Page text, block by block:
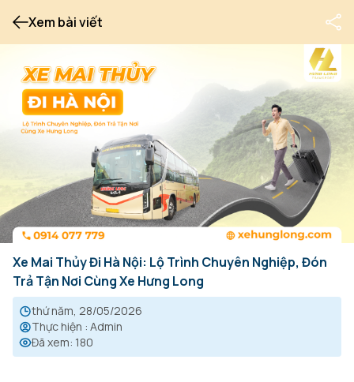
Xem bài viết
Xe Mai Thủy Đi Hà Nội: Lộ Trình Chuyên Nghiệp, Đón
Trả Tận Nơi Cùng Xe Hưng Long
thứ năm, 28/05/2026
Thực hiện : Admin
Đã xem: 180